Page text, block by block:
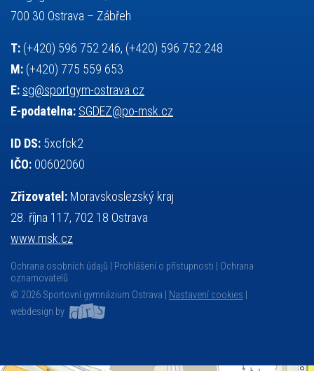
základy společenských věd
700 30 Ostrava – Zábřeh
T: (+420) 596 752 246, (+420) 596 752 248
M: (+420) 775 559 653
E: sg@sportgym-ostrava.cz
E-podatelna: SGDEZ@po-msk.cz
ID DS: 5xcfck2
IČO: 00602060
Zřizovatel: Moravskoslezský kraj
28. října 117, 702 18 Ostrava
www.msk.cz
Ochrana osobních údajů Prohlášení o přístupnosti
Ochrana
oznamovatelů
© 2026 Sportovní gymnázium Ostrava |
Nastavení cookies
webdesign by